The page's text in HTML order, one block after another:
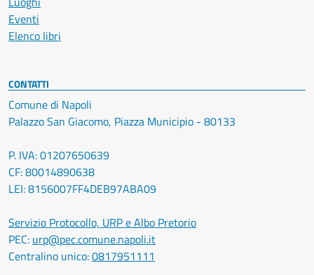
Eventi
Elenco libri
CONTATTI
Comune di Napoli
Palazzo San Giacomo, Piazza Municipio - 80133
P. IVA: 01207650639
CF: 80014890638
LEI: 8156007FF4DEB97ABA09
Servizio Protocollo, URP e Albo Pretorio
PEC: urp@pec.comune.napoli.it
Centralino unico:0817951111